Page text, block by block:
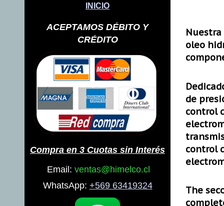
INICIO
ACEPTAMOS DÉBITO Y
CRÉDITO
Compra en 3 Cuotas sin Interés
Email: ventas@himelco.cl
WhatsApp: +569 63419324
oleo
de
control
control
The